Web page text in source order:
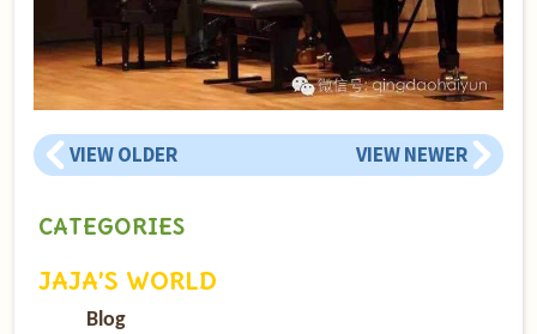
VIEW OLDER VIEW NEWER
CATEGORIES
JAJA’S WORLD
Blog